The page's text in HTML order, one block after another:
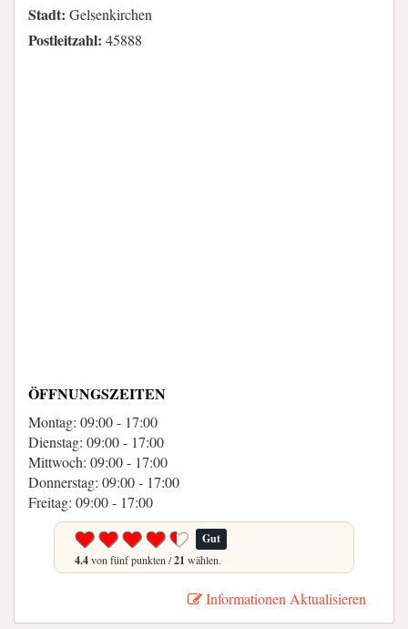
Stadt: Gelsenkirchen
Postleitzahl: 45888
ÖFFNUNGSZEITEN
Montag: 09:00 - 17:00
Dienstag: 09:00 - 17:00
Mittwoch: 09:00 - 17:00
Donnerstag: 09:00 - 17:00
Freitag: 09:00 - 17:00
Gut
4.4von fünf punkten /21 wählen.
Informationen Aktualisieren